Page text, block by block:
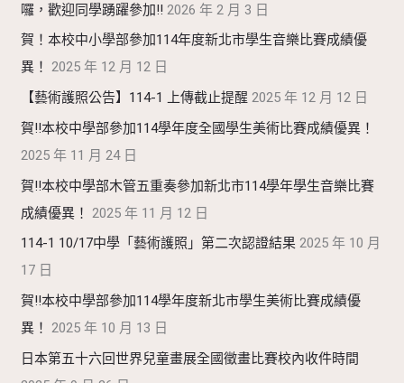
囉，歡迎同學踴躍參加!! 2026 年 2 月 3 日
賀！本校中小學部參加114年度新北市學生音樂比賽成績優
異！ 2025 年 12 月 12 日
【藝術護照公告】114-1 上傳截止提醒 2025 年 12 月 12 日
賀!!本校中學部參加114學年度全國學生美術比賽成績優異！
2025 年 11 月 24 日
賀!!本校中學部木管五重奏參加新北市114學年學生音樂比賽
成績優異！ 2025 年 11 月 12 日
114-1 10/17中學「藝術護照」第二次認證結果 2025 年 10 月
17 日
賀!!本校中學部參加114學年度新北市學生美術比賽成績優
異！ 2025 年 10 月 13 日
日本第五十六回世界兒童畫展全國徵畫比賽校內收件時間